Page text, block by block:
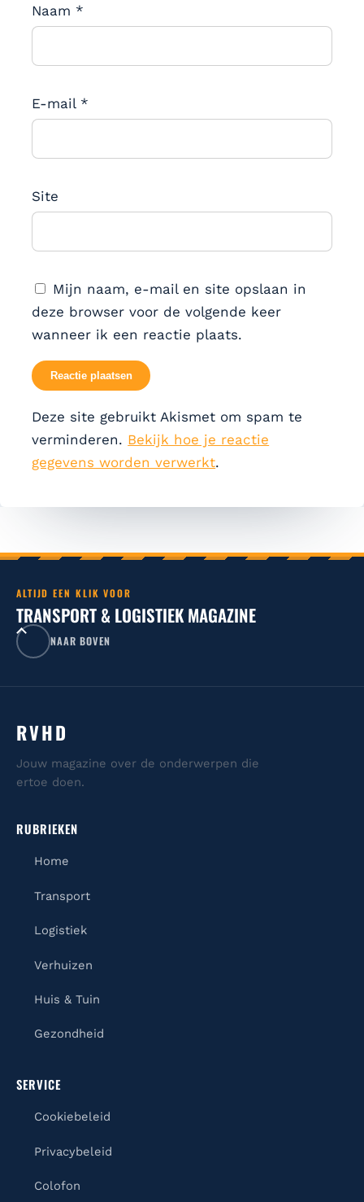
Naam *
E-mail *
Site
Mijn naam, e-mail en site opslaan in
deze browser voor de volgende keer
wanneer ik een reactie plaats.
Deze site gebruikt Akismet om spam te
verminderen. Bekijk hoe je reactie
gegevens worden verwerkt.
ALTIJD EEN KLIK VOOR
TRANSPORT & LOGISTIEK MAGAZINE
NAAR BOVEN
RVHD
Jouw magazine over de onderwerpen die
ertoe doen.
RUBRIEKEN
Home
Transport
Logistiek
Verhuizen
Huis & Tuin
Gezondheid
SERVICE
Cookiebeleid
Privacybeleid
Colofon